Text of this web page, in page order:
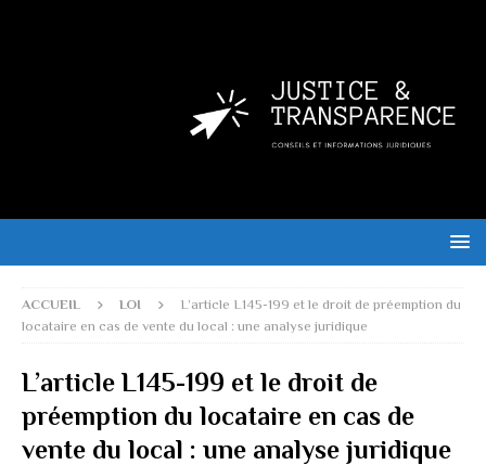
ACCUEIL LOI
L’article L145-199 et le droit de préemption du
locataire en cas de vente du local : une analyse juridique
L’article L145-199 et le droit de
préemption du locataire en cas de
vente du local : une analyse juridique